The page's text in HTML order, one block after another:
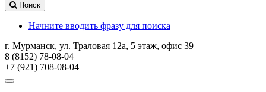
Поиск
Начните вводить фразу для поиска
г. Мурманск, ул. Траловая 12а, 5 этаж, офис 39
8 (8152) 78-08-04
+7 (921) 708-08-04